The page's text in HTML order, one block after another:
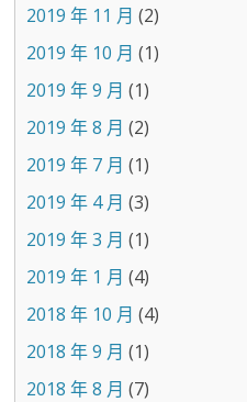
2019 年 11 月 (2)
2019 年 10 月 (1)
2019 年 9 月 (1)
2019 年 8 月 (2)
2019 年 7 月 (1)
2019 年 4 月 (3)
2019 年 3 月 (1)
2019 年 1 月 (4)
2018 年 10 月 (4)
2018 年 9 月 (1)
2018 年 8 月 (7)